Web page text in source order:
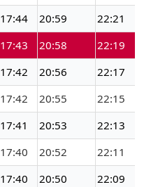
17:44 20:59
22:21
17:43 20:58
22:19
17:42 20:56
22:17
17:42 20:55
22:15
17:41 20:53
22:13
17:40 20:52
22:11
17:40 20:50
22:09